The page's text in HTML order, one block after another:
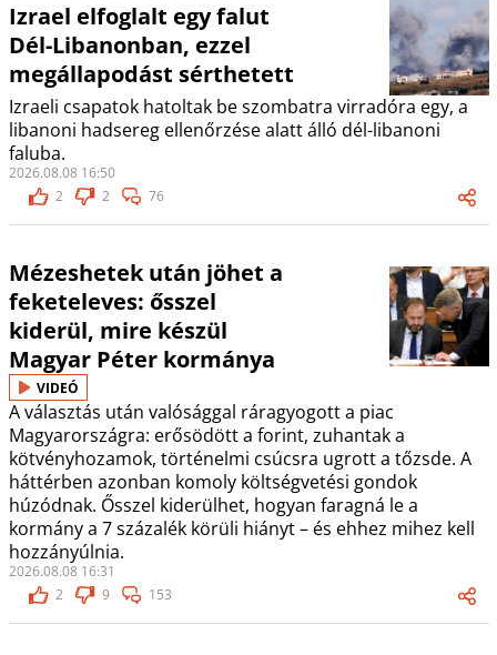
Izrael elfoglalt egy falut
Dél-Libanonban, ezzel
megállapodást sérthetett
Izraeli csapatok hatoltak be szombatra virradóra egy, a
libanoni hadsereg ellenőrzése alatt álló dél-libanoni
faluba.
2026.08.08 16:50
2
2 76
Mézeshetek után jöhet a
feketeleves: ősszel
kiderül, mire készül
Magyar Péter kormánya
VIDEÓ
A választás után valósággal ráragyogott a piac
Magyarországra: erősödött a forint, zuhantak a
kötvényhozamok, történelmi csúcsra ugrott a tőzsde. A
háttérben azonban komoly költségvetési gondok
húzódnak. Ősszel kiderülhet, hogyan faragná le a
kormány a 7 százalék körüli hiányt – és ehhez mihez kell
hozzányúlnia.
2026.08.08 16:31
2
9 153